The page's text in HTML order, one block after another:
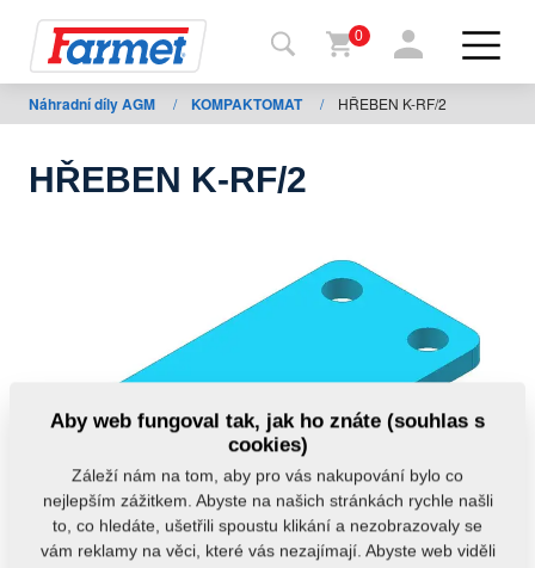
Zpět
na
stažení
0
Náhradní díly AGM / KOMPAKTOMAT / HŘEBEN K-RF/2
HŘEBEN K-RF/2
Aby web fungoval tak, jak ho znáte (souhlas s
cookies)
Záleží nám na tom, aby pro vás nakupování bylo co
nejlepším zážitkem. Abyste na našich stránkách rychle našli
to, co hledáte, ušetřili spoustu klikání a nezobrazovaly se
vám reklamy na věci, které vás nezajímají. Abyste web viděli